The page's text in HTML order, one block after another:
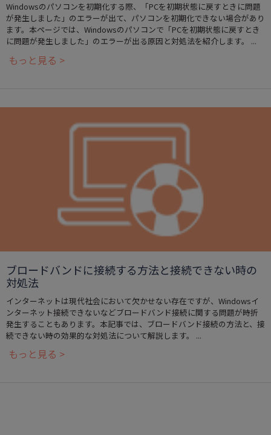
Windowsのパソコンを初期化する際、「PCを初期状態に戻すときに問題
が発生しました」のエラーが出て、パソコンを初期化できない場合があり
ます。本ページでは、Windowsのパソコンで「PCを初期状態に戻すとき
に問題が発生しました」のエラーが出る原因と対処法を紹介します。 ...
もっと見る >
ブロードバンドに接続する方法と接続できない時の
対処法
インターネットは現代社会において欠かせない存在ですが、Windowsイ
ンターネット接続できないなどブロードバンド接続に関する問題が時折
発生することもあります。本記事では、ブロードバンド接続の方法と、接
続できない時の効果的な対処法について解説します。 ...
もっと見る >